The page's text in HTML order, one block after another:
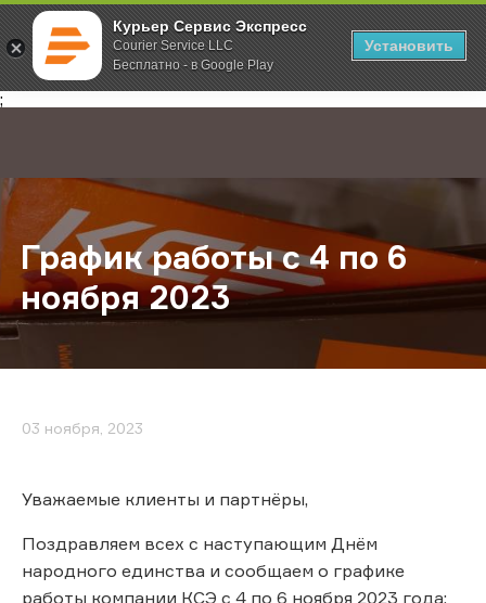
Курьер Сервис Экспресс
Courier Service LLC
Бесплатно - в Google Play
Установить
;
Главная О компании Новости График работы с 4 по 6 ноября
График работы с 4 по 6
ноября 2023
03 ноября, 2023
Уважаемые клиенты и партнёры,
Поздравляем всех с наступающим Днём
народного единства и сообщаем о графике
работы компании КСЭ с 4 по 6 ноября 2023 года: